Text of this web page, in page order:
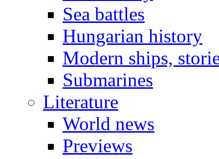
Sea battles
Hungarian history
Modern ships,
Submarines
Literature
World news
Previews